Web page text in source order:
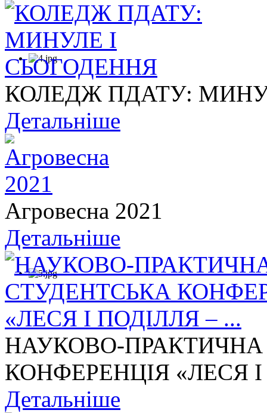
КОЛЕДЖ ПДАТУ:
Детальніше
Агровесна 2021
Детальніше
НАУКОВО-
КОНФЕРЕНЦІЯ «ЛЕСЯ І
Детальніше